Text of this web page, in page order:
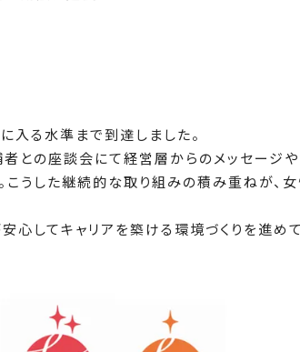
る水準まで到達しました。
との座談会にて経営層からのメッセージ
こうした継続的な取り組みの積み重ねが、
してキャリアを築ける環境づくりを進めて